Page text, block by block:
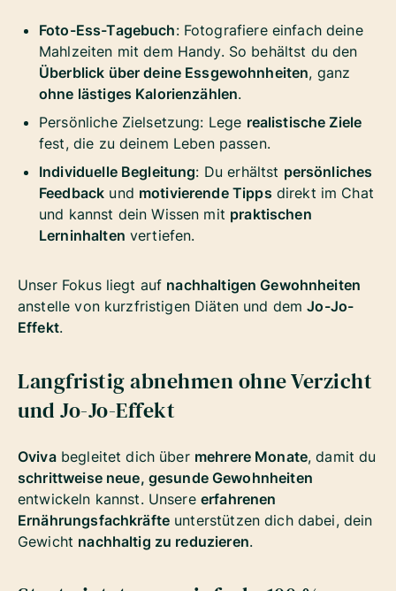
Foto-Ess-Tagebuch: Fotografiere einfach deine
Mahlzeiten mit dem Handy. So behältst du den
Überblick über deine Essgewohnheiten, ganz
ohne lästiges Kalorienzählen.
Persönliche Zielsetzung: Lege realistische Ziele
fest, die zu deinem Leben passen.
Individuelle Begleitung: Du erhältst persönliches
Feedback und motivierende Tippsdirekt im Chat
und kannst dein Wissen mit praktischen
Lerninhalten vertiefen.
Unser Fokus liegt auf nachhaltigen Gewohnheiten
anstelle von kurzfristigen Diäten und demJo-Jo-
Effekt.
Langfristig abnehmen ohne Verzicht
und Jo-Jo-Effekt
Ovivabegleitet dich über mehrere Monate, damit du
schrittweise neue, gesunde Gewohnheiten
entwickeln kannst. Unsere erfahrenen
Ernährungsfachkräfte unterstützen dich dabei, dein
Gewicht nachhaltig zu reduzieren.